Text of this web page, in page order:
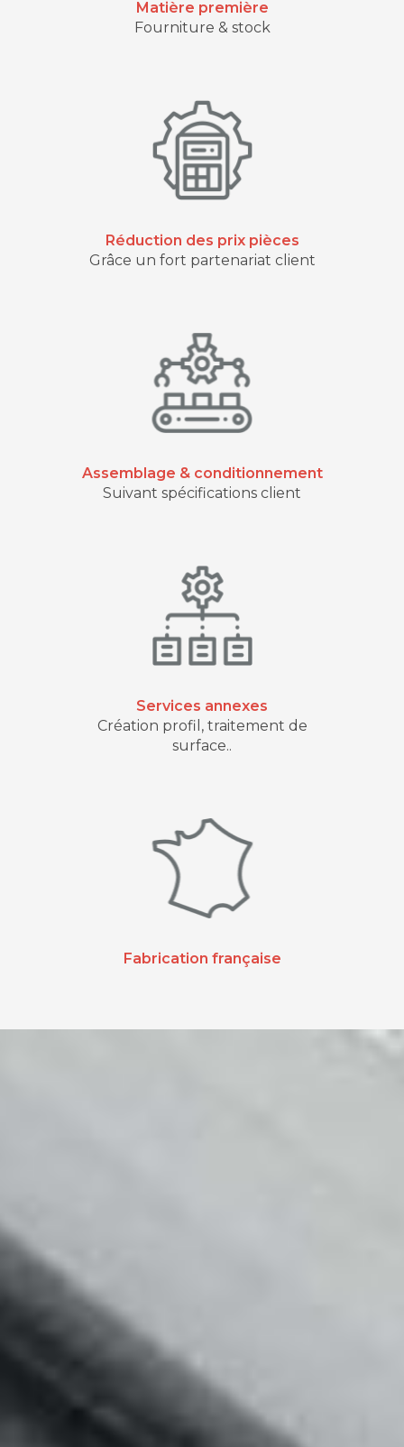
Matière première
Fourniture & stock
Réduction des prix pièces
Grâce un fort partenariat client
Assemblage & conditionnement
Suivant spécifications client
Services annexes
Création profil, traitement de
surface..
Fabrication française